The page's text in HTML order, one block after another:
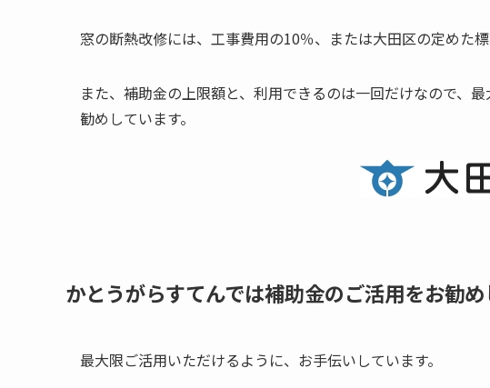
窓の断熱改修には、工事費用の10％、または大田区の定めた
また、補助金の上限額と、利用できるのは一回だけなので、
勧めしています。
かとうがらすてんでは補助金のご活用をお勧
最大限ご活用いただけるように、お手伝いしています。